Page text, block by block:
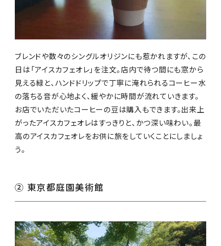
ブレンドや数々のシングルオリジンにも惹かれますが、この
日は「アイスカフェオレ」を注文。店内で待つ間にも窓から
見える緑と、ハンドドリップで丁寧に淹れられるコーヒー水
の落ちる音が心地よく、緩やかに時間が流れていきます。
お店でいただいたコーヒーの豆は購入もできます。出来上
がったアイスカフェオレはすっきりと、かつ深い味わい。最
高のアイスカフェオレをお供に旅をしていくことにしましょ
う。
② 東京都庭園美術館